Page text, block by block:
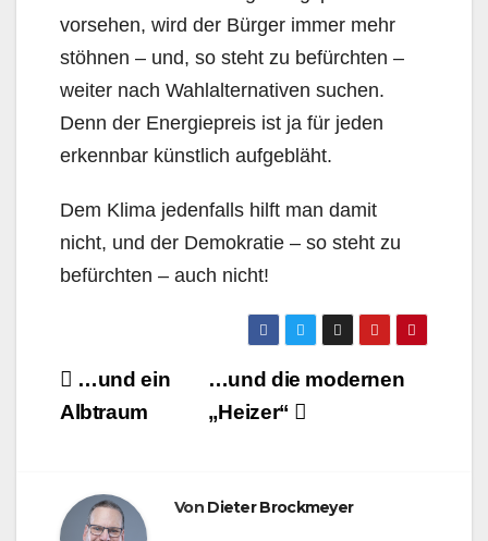
vorsehen, wird der Bürger immer mehr
stöhnen – und, so steht zu befürchten –
weiter nach Wahlalternativen suchen.
Denn der Energiepreis ist ja für jeden
erkennbar künstlich aufgebläht.
Dem Klima jedenfalls hilft man damit
nicht, und der Demokratie – so steht zu
befürchten – auch nicht!
Beitragsnavigation
…und die modernen
„Heizer“
…und ein
Albtraum
Von Dieter Brockmeyer